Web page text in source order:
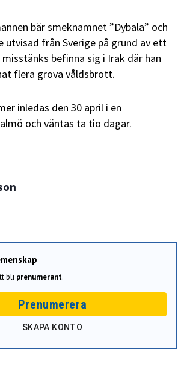
bär smeknamnet ”Dybala” och
utvisad från Sverige på grund av ett
befinna sig i Irak där han
flera grova våldsbrott.
inledas den 30 april i en
och väntas ta tio dagar.
bli prenumerant.
Prenumerera
SKAPA KONTO